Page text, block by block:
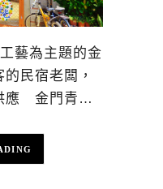
藝為主題的金
民宿老闆，
應 金門青…